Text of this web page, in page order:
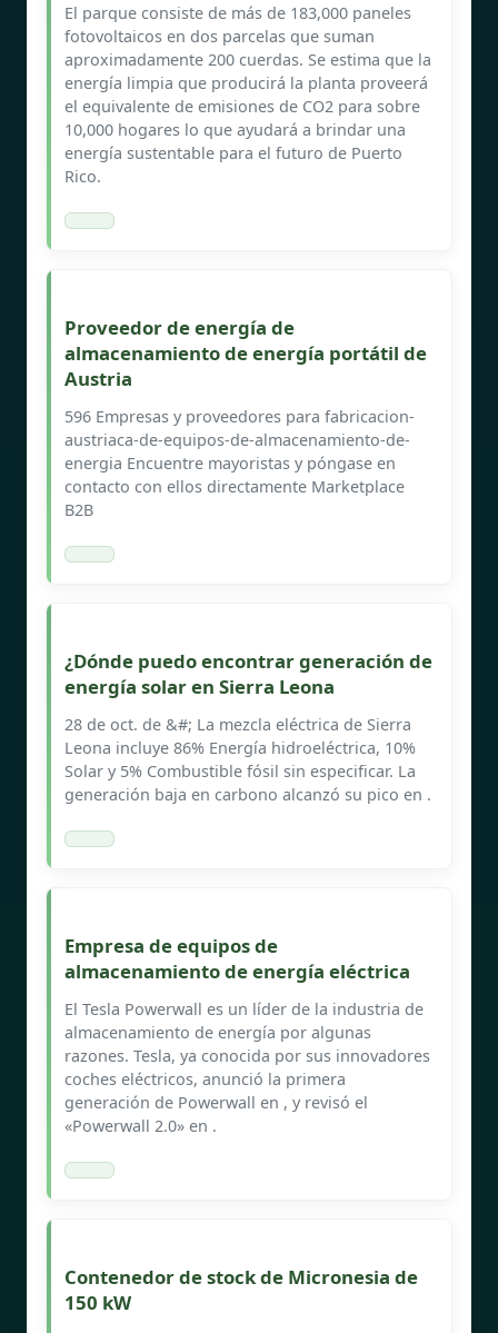
El parque consiste de más de 183,000 paneles
fotovoltaicos en dos parcelas que suman
aproximadamente 200 cuerdas. Se estima que la
energía limpia que producirá la planta proveerá
el equivalente de emisiones de CO2 para sobre
10,000 hogares lo que ayudará a brindar una
energía sustentable para el futuro de Puerto
Rico.
Proveedor de energía de
almacenamiento de energía portátil de
Austria
596 Empresas y proveedores para fabricacion-
austriaca-de-equipos-de-almacenamiento-de-
energia Encuentre mayoristas y póngase en
contacto con ellos directamente Marketplace
B2B
¿Dónde puedo encontrar generación de
energía solar en Sierra Leona
28 de oct. de &#; La mezcla eléctrica de Sierra
Leona incluye 86% Energía hidroeléctrica, 10%
Solar y 5% Combustible fósil sin especificar. La
generación baja en carbono alcanzó su pico en .
Empresa de equipos de
almacenamiento de energía eléctrica
El Tesla Powerwall es un líder de la industria de
almacenamiento de energía por algunas
razones. Tesla, ya conocida por sus innovadores
coches eléctricos, anunció la primera
generación de Powerwall en , y revisó el
«Powerwall 2.0» en .
Contenedor de stock de Micronesia de
150 kW